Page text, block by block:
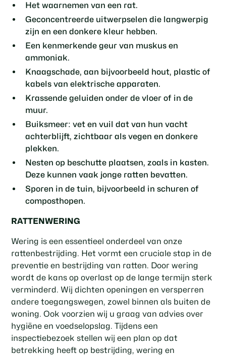
Het waarnemen van een rat.
Geconcentreerde uitwerpselen die langwerpig
zijn en een donkere kleur hebben.
Een kenmerkende geur van muskus en
ammoniak.
Knaagschade, aan bijvoorbeeld hout, plastic of
kabels van elektrische apparaten.
Krassende geluiden onder de vloer of in de
muur.
Buiksmeer: vet en vuil dat van hun vacht
achterblijft, zichtbaar als vegen en donkere
plekken.
Nesten op beschutte plaatsen, zoals in kasten.
Deze kunnen vaak jonge ratten bevatten.
Sporen in de tuin, bijvoorbeeld in schuren of
composthopen.
RATTENWERING
Wering is een essentieel onderdeel van onze
rattenbestrijding. Het vormt een cruciale stap in de
preventie en bestrijding van ratten. Door wering
wordt de kans op overlast op de lange termijn sterk
verminderd. Wij dichten openingen en versperren
andere toegangswegen, zowel binnen als buiten de
woning. Ook voorzien wij u graag van advies over
hygiëne en voedselopslag. Tijdens een
inspectiebezoek stellen wij een plan op dat
betrekking heeft op bestrijding, wering en